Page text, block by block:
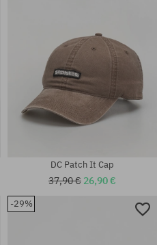
DC Patch It Cap
37,90 € 26,90 €
-29%